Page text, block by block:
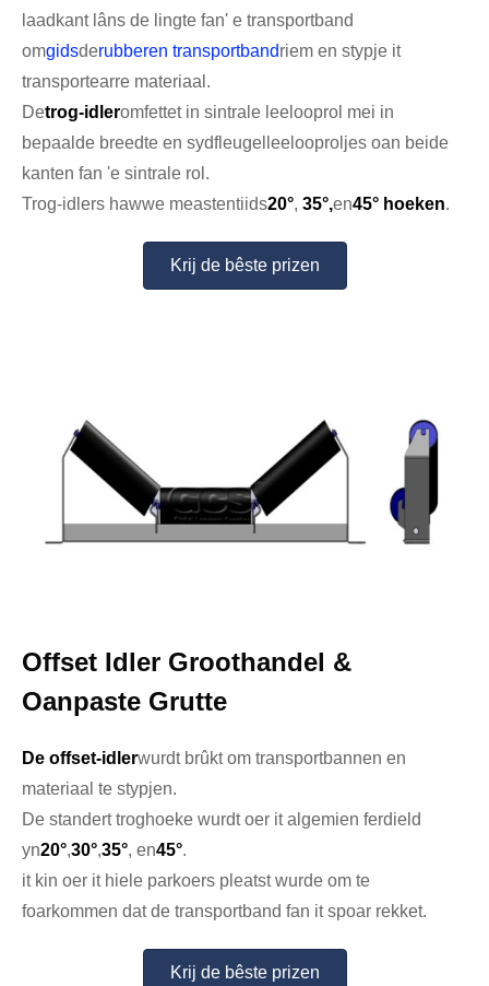
laadkant lâns de lingte fan' e transportband
omgidsderubberen transportbandriem en stypje it
transportearre materiaal.
Detrog-idleromfettet in sintrale leelooprol mei in
bepaalde breedte en sydfleugelleelooproljes oan beide
kanten fan 'e sintrale rol.
Trog-idlers hawwe meastentiids20°, 35°,en45° hoeken.
Krij de bêste prizen
Offset Idler Groothandel &
Oanpaste Grutte
De offset-idlerwurdt brûkt om transportbannen en
materiaal te stypjen.
De standert troghoeke wurdt oer it algemien ferdield
yn20°,30°,35°, en45°.
it kin oer it hiele parkoers pleatst wurde om te
foarkommen dat de transportband fan it spoar rekket.
Krij de bêste prizen